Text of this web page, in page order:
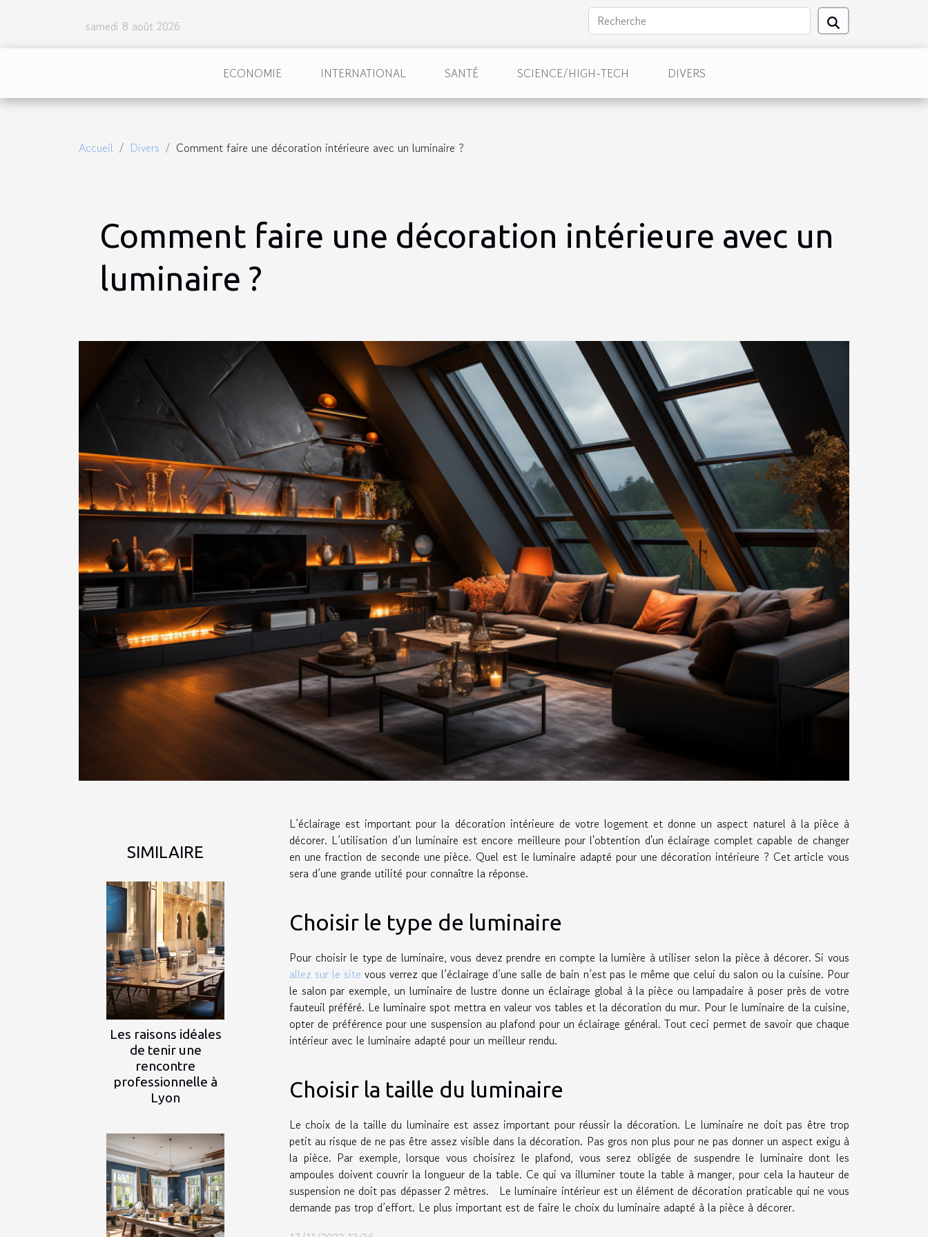
samedi 8 août 2026
ECONOMIE INTERNATIONAL SANTÉ SCIENCE/HIGH-TECH DIVERS
Accueil Divers Comment faire une décoration intérieure avec un luminaire ?
Comment faire une décoration intérieure avec un
luminaire ?
SIMILAIRE
Les raisons idéales
de tenir une
rencontre
professionnelle à
Lyon
L’éclairage est important pour la décoration intérieure de votre logement et donne un aspect naturel à la pièce à
décorer. L’utilisation d’un luminaire est encore meilleure pour l'obtention d'un éclairage complet capable de changer
en une fraction de seconde une pièce. Quel est le luminaire adapté pour une décoration intérieure ? Cet article vous
sera d’une grande utilité pour connaître la réponse.
Choisir le type de luminaire
Pour choisir le type de luminaire, vous devez prendre en compte la lumière à utiliser selon la pièce à décorer. Si vous
allez sur le site vous verrez que l’éclairage d’une salle de bain n’est pas le même que celui du salon ou la cuisine. Pour
le salon par exemple, un luminaire de lustre donne un éclairage global à la pièce ou lampadaire à poser près de votre
fauteuil préféré. Le luminaire spot mettra en valeur vos tables et la décoration du mur. Pour le luminaire de la cuisine,
opter de préférence pour une suspension au plafond pour un éclairage général. Tout ceci permet de savoir que chaque
intérieur avec le luminaire adapté pour un meilleur rendu.
Choisir la taille du luminaire
Le choix de la taille du luminaire est assez important pour réussir la décoration. Le luminaire ne doit pas être trop
petit au risque de ne pas être assez visible dans la décoration. Pas gros non plus pour ne pas donner un aspect exigu à
la pièce. Par exemple, lorsque vous choisirez le plafond, vous serez obligée de suspendre le luminaire dont les
ampoules doivent couvrir la longueur de la table. Ce qui va illuminer toute la table à manger, pour cela la hauteur de
suspension ne doit pas dépasser 2 mètres. Le luminaire intérieur est un élément de décoration praticable qui ne vous
demande pas trop d’effort. Le plus important est de faire le choix du luminaire adapté à la pièce à décorer.